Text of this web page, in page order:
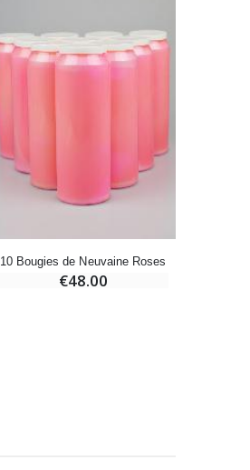
10 Bougies de Neuvaine Roses
€48.00